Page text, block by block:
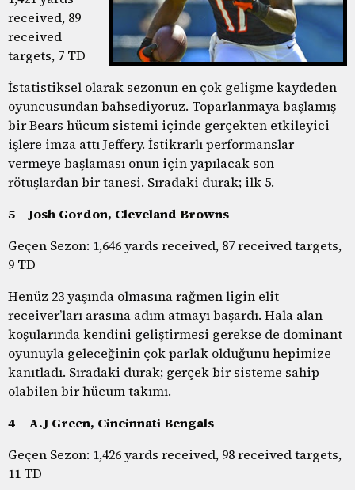
received, 89
received
targets, 7 TD
İstatistiksel olarak sezonun en çok gelişme kaydeden
oyuncusundan bahsediyoruz. Toparlanmaya başlamış
bir Bears hücum sistemi içinde gerçekten etkileyici
işlere imza attı Jeffery. İstikrarlı performanslar
vermeye başlaması onun için yapılacak son
rötuşlardan bir tanesi. Sıradaki durak; ilk 5.
5 – Josh Gordon, Cleveland Browns
Geçen Sezon: 1,646 yards received, 87 received targets,
9 TD
Henüz 23 yaşında olmasına rağmen ligin elit
receiver’ları arasına adım atmayı başardı. Hala alan
koşularında kendini geliştirmesi gerekse de dominant
oyunuyla geleceğinin çok parlak olduğunu hepimize
kanıtladı. Sıradaki durak; gerçek bir sisteme sahip
olabilen bir hücum takımı.
4 – A.J Green, Cincinnati Bengals
Geçen Sezon: 1,426 yards received, 98 received targets,
11 TD